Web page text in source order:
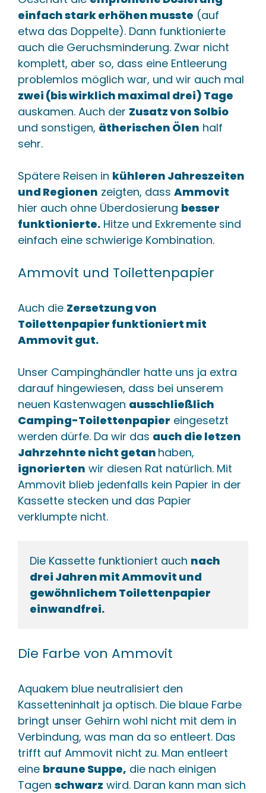
einfach stark erhöhen musste (auf
etwa das Doppelte). Dann funktionierte
auch die Geruchsminderung. Zwar nicht
komplett, aber so, dass eine Entleerung
problemlos möglich war, und wir auch mal
zwei (bis wirklich maximal drei) Tage
auskamen. Auch der Zusatz von Solbio
und sonstigen, ätherischen Ölen half
sehr.
Spätere Reisen in kühleren Jahreszeiten
und Regionen zeigten, dass Ammovit
hier auch ohne Überdosierung besser
funktionierte. Hitze und Exkremente sind
einfach eine schwierige Kombination.
Ammovit und Toilettenpapier
Auch die Zersetzung von
Toilettenpapier funktioniert mit
Ammovit gut.
Unser Campinghändler hatte uns ja extra
darauf hingewiesen, dass bei unserem
neuen Kastenwagen ausschließlich
Camping-Toilettenpapier eingesetzt
werden dürfe. Da wir das auch die letzen
Jahrzehnte nicht getan haben,
ignorierten wir diesen Rat natürlich. Mit
Ammovit blieb jedenfalls kein Papier in der
Kassette stecken und das Papier
verklumpte nicht.
Die Kassette funktioniert auch nach
drei Jahren mit Ammovit und
gewöhnlichem Toilettenpapier
einwandfrei.
Die Farbe von Ammovit
Aquakem blue neutralisiert den
Kassetteninhalt ja optisch. Die blaue Farbe
bringt unser Gehirn wohl nicht mit dem in
Verbindung, was man da so entleert. Das
trifft auf Ammovit nicht zu. Man entleert
eine braune Suppe, die nach einigen
Tagen schwarz wird. Daran kann man sich